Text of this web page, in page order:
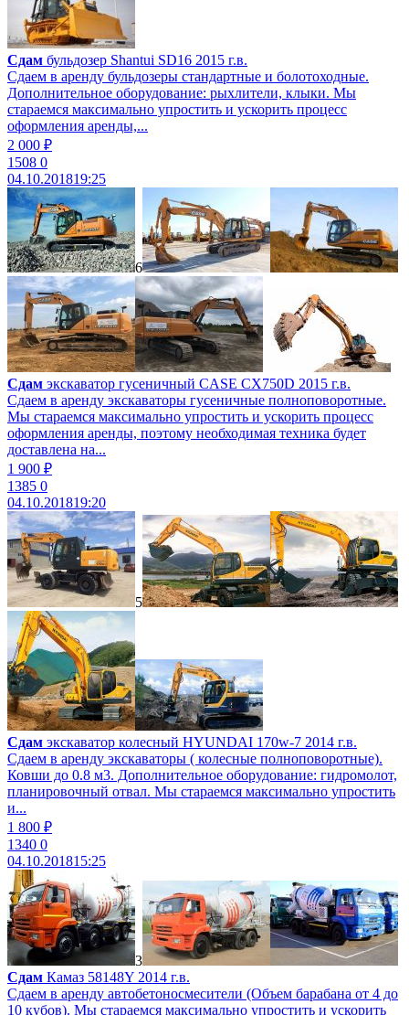
Сдам бульдозер Shantui SD16 2015 г.в.
Сдаем в аренду бульдозеры стандартные и болотоходные.
Дополнительное оборудование: рыхлители, клыки. Мы
стараемся максимально упростить и ускорить процесс
оформления аренды,...
2 000 ₽
1508 0
04.10.201819:25
6
Сдам экскаватор гусеничный CASE CX750D 2015 г.в.
Сдаем в аренду экскаваторы гусеничные полноповоротные.
Мы стараемся максимально упростить и ускорить процесс
оформления аренды, поэтому необходимая техника будет
доставлена на...
1 900 ₽
1385 0
04.10.201819:20
5
Сдам экскаватор колесный HYUNDAI 170w-7 2014 г.в.
Сдаем в аренду экскаваторы ( колесные полноповоротные).
Ковши до 0.8 м3. Дополнительное оборудование: гидромолот,
планировочный отвал. Мы стараемся максимально упростить
и...
1 800 ₽
1340 0
04.10.201815:25
3
Сдам Камаз 58148Y 2014 г.в.
Сдаем в аренду автобетоносмесители (Объем барабана от 4 до
10 кубов). Мы стараемся максимально упростить и ускорить